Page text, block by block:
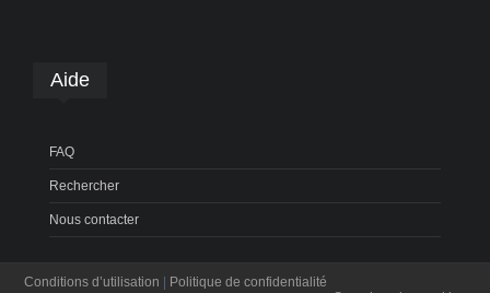
Aide
FAQ
Rechercher
Nous contacter
Conditions d’utilisation | Politique de confidentialité